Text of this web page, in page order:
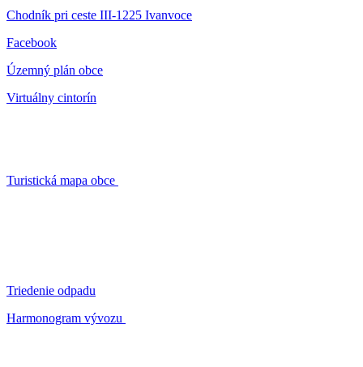
Chodník pri ceste III-1225 Ivanvoce
Facebook
Územný plán obce
Virtuálny cintorín
Turistická mapa obce
Triedenie odpadu
Harmonogram vývozu